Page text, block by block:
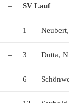
– SV Lauf
– 1 Neubert,
– 3 Dutta,
– 6